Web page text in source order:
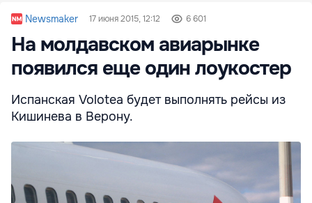
Newsmaker 17 июня 2015, 12:12 6 601
На молдавском авиарынке
появился еще один лоукостер
Испанская Volotea будет выполнять рейсы из
Кишинева в Верону.